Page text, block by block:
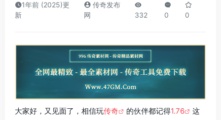
1年前 (2025)更
新
传奇发布
网
332 0 0
大家好，又见面了，相信玩传奇 的伙伴都记得1.76
这